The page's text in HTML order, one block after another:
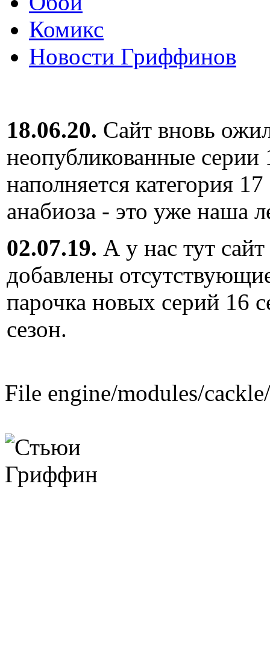
Комикс
Новости Гриффинов
18.06.20. Сайт вновь
неопубликованные серии
наполняется категория
анабиоза - это уже наша
02.07.19. А у нас тут
добавлены
парочка новых серий 16
сезон.
File engine/modules/